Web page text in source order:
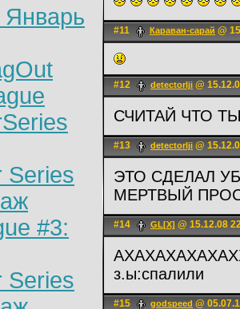
Январь
Series
#3:
Series
#11 Караван-сарай @
#12 detectorlji @
СЧИТАЙ ЧТО
#13 detectorlji @
ЭТО СДЕЛАЛ
МЕРТВЫЙ
#14 GL[X] @ 15.12.08
з.ы:спалили
#15 godspeed @